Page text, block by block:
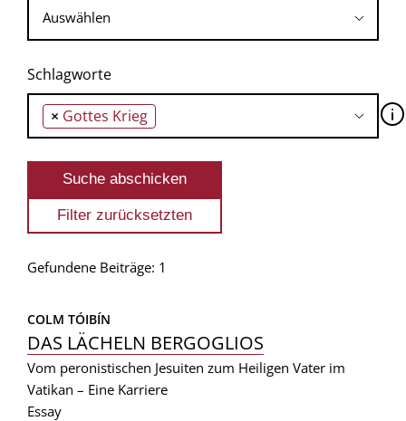
Schlagworte
× Gottes Krieg 🛈
Gefundene Beiträge: 1
COLM TÓIBÍN
DAS LÄCHELN BERGOGLIOS
Vom peronistischen Jesuiten zum Heiligen Vater im
Vatikan – Eine Karriere
Essay